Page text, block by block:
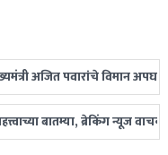
विमान अपघातात निधन,
ब्रेकिंग न्यूज